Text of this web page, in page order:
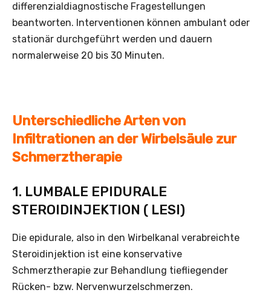
differenzialdiagnostische Fragestellungen
beantworten. Interventionen können ambulant oder
stationär durchgeführt werden und dauern
normalerweise 20 bis 30 Minuten.
Unterschiedliche Arten von
Infiltrationen an der Wirbelsäule zur
Schmerztherapie
1. LUMBALE EPIDURALE
STEROIDINJEKTION ( LESI)
Die epidurale, also in den Wirbelkanal verabreichte
Steroidinjektion ist eine konservative
Schmerztherapie zur Behandlung tiefliegender
Rücken- bzw. Nervenwurzelschmerzen.